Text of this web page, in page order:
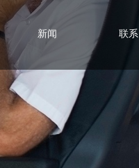
新闻 联系